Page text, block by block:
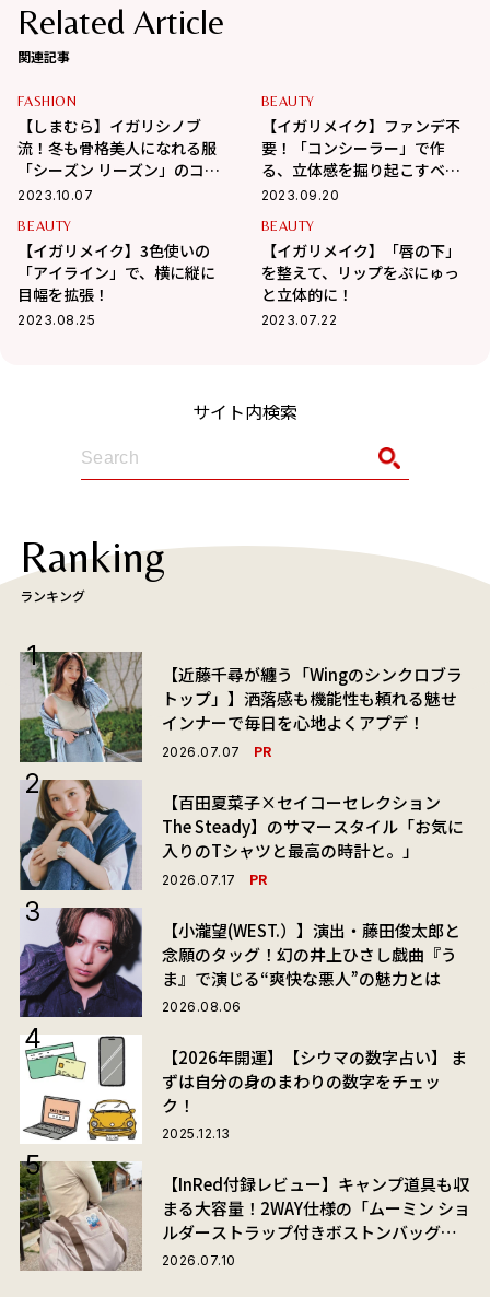
Related Article
関連記事
FASHION
【しまむら】イガリシノブ
流！冬も骨格美人になれる服
「シーズン リーズン」のコラ
ボ5アイテム
2023.10.07
BEAUTY
【イガリメイク】ファンデ不
要！「コンシーラー」で作
る、立体感を掘り起こすベー
スメイク
2023.09.20
BEAUTY
【イガリメイク】3色使いの
「アイライン」で、横に縦に
目幅を拡張！
2023.08.25
BEAUTY
【イガリメイク】「唇の下」
を整えて、リップをぷにゅっ
と立体的に！
2023.07.22
サイト内検索
Ranking
ランキング
【近藤千尋が纏う「Wingのシンクロブラ
トップ」】洒落感も機能性も頼れる魅せ
インナーで毎日を心地よくアプデ！
2026.07.07 PR
【百田夏菜子×セイコーセレクション
The Steady】のサマースタイル「お気に
入りのTシャツと最高の時計と。」
2026.07.17 PR
【小瀧望(WEST.）】演出・藤田俊太郎と
念願のタッグ！幻の井上ひさし戯曲『う
ま』で演じる“爽快な悪人”の魅力とは
2026.08.06
【2026年開運】【シウマの数字占い】 ま
ずは自分の身のまわりの数字をチェッ
ク！
2025.12.13
【InRed付録レビュー】キャンプ道具も収
まる大容量！2WAY仕様の「ムーミン ショ
ルダーストラップ付きボストンバッグ」
が夏旅におすすめな理由
2026.07.10